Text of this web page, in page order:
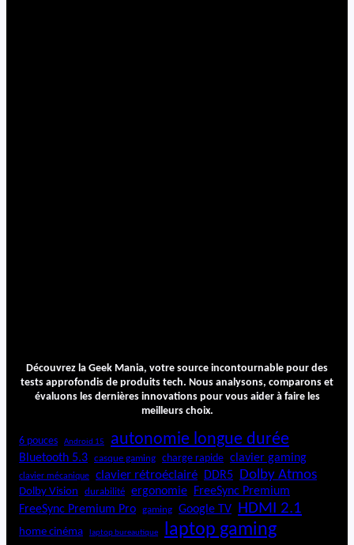
Découvrez la Geek Mania, votre source incontournable pour des
tests approfondis de produits tech. Nous analysons, comparons et
évaluons les dernières innovations pour vous aider à faire les
meilleurs choix.
6 pouces Android 15 autonomie longue durée
Bluetooth 5.3 casque gaming charge rapide clavier gaming
clavier mécanique clavier rétroéclairé DDR5 Dolby Atmos
Dolby Vision durabilité ergonomie FreeSync Premium
FreeSync Premium Pro
gaming Google TV HDMI 2.1
home cinéma laptop bureautique laptop gaming